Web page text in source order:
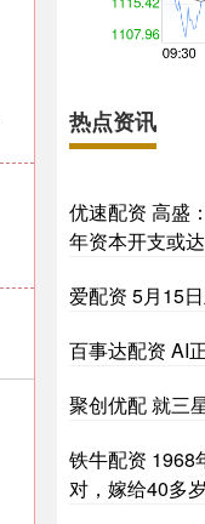
热点资讯
优速配资 高盛
年资本开支或
爱配资 5月15
百事达配资 AI
聚创优配 就三
铁牛配资 1968
对，嫁给40多